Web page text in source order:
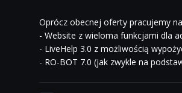
Oprócz obecnej oferty pracujemy
- Website z wieloma funkcjami dla
- LiveHelp 3.0 z możliwością
- RO-BOT 7.0 (jak zwykle na